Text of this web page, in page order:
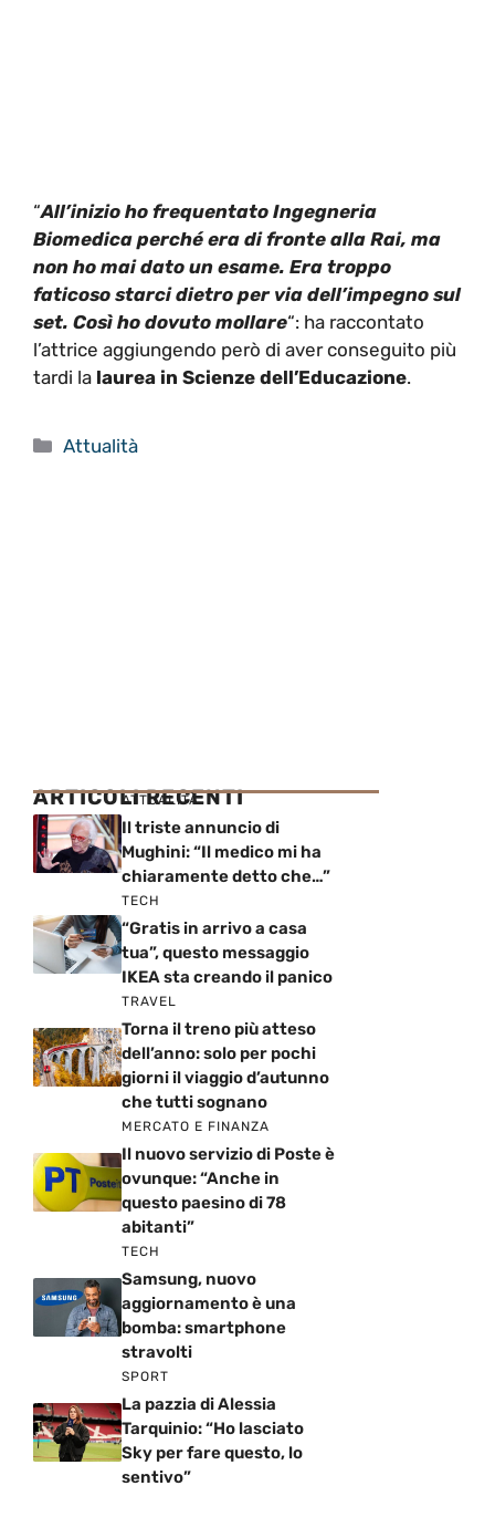
“All’inizio ho frequentato Ingegneria
Biomedica perché era di fronte alla Rai, ma
non ho mai dato un esame. Era troppo
faticoso starci dietro per via dell’impegno sul
set. Così ho dovuto mollare“: ha raccontato
l’attrice aggiungendo però di aver conseguito più
tardi la laurea in Scienze dell’Educazione.
Categorie
Attualità
ARTICOLI RECENTI
ATTUALITÀ
Il triste annuncio di
Mughini: “Il medico mi ha
chiaramente detto che…”
TECH
“Gratis in arrivo a casa
tua”, questo messaggio
IKEA sta creando il panico
TRAVEL
Torna il treno più atteso
dell’anno: solo per pochi
giorni il viaggio d’autunno
che tutti sognano
MERCATO E FINANZA
Il nuovo servizio di Poste è
ovunque: “Anche in
questo paesino di 78
abitanti”
TECH
Samsung, nuovo
aggiornamento è una
bomba: smartphone
stravolti
SPORT
La pazzia di Alessia
Tarquinio: “Ho lasciato
Sky per fare questo, lo
sentivo”